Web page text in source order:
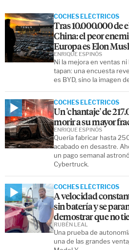
COCHES ELÉCTRICOS
Tras 10.000.000 de
China: el peor
Europa es Elon
Ni la mejora en ventas
tapan: una encuesta
es BYD, sino la imagen
ENRIQUE ESPINÓS
COCHES ELÉCTRICOS
Un 'chantaje' de
morir a su mayor
Quería fabricar hasta
acabado en desastre.
un pago semanal
Cybertruck.
ENRIQUE ESPINÓS
COCHES ELÉCTRICOS
A velocidad
sin batería y se
demostrar que no
Una prueba de
una de las grandes
RUBÉN LEAL